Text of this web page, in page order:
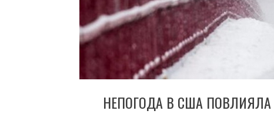
НЕПОГОДА В США ПОВЛИЯЛА